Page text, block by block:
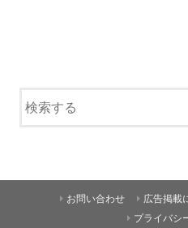
お問い合わせ 広告掲載
プライバシ